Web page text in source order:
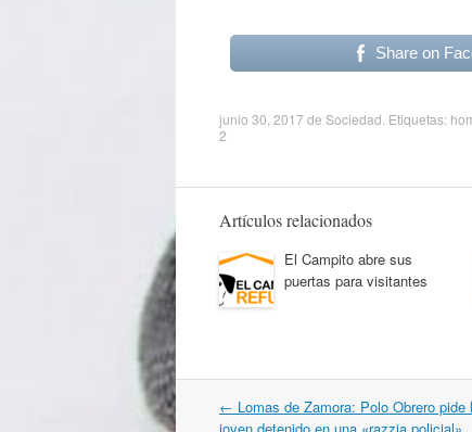
Share on
junio 30, 2017 de Sociedad . Etiquetas:
2
Artículos relacionados
El Campito abre sus
puertas para visitantes
Navegación
por
← Lomas de Zamora: Polo Obrero